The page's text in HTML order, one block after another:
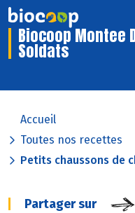
Biocoop Montee
Soldats
Accueil
Toutes nos recettes
Petits chaussons de
Partager sur